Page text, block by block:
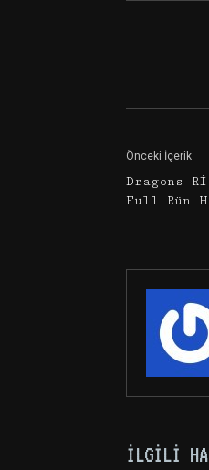
Önceki İçerik
Dragons
Full Rün
İLGILI